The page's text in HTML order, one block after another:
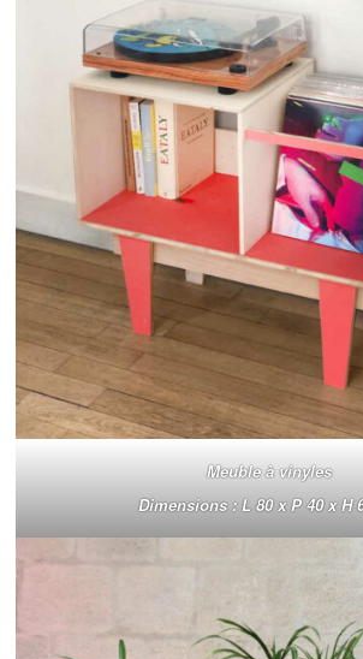
Meuble à vinyles
Dimensions : L 80 x P 40 x H